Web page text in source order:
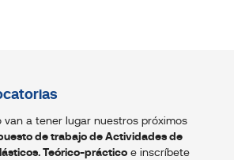
van a tener lugar nuestros próximos
de trabajo de Actividades de
Teórico-práctico e inscríbete